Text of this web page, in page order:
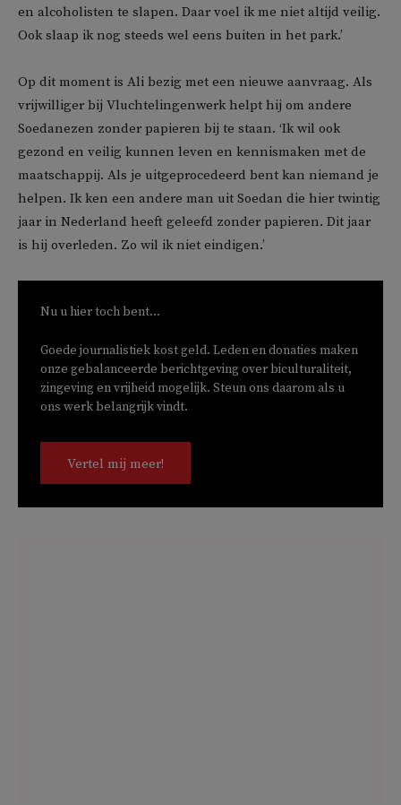
en alcoholisten te slapen. Daar voel ik me niet altijd veilig.
Ook slaap ik nog steeds wel eens buiten in het park.’
Op dit moment is Ali bezig met een nieuwe aanvraag. Als
vrijwilliger bij Vluchtelingenwerk helpt hij om andere
Soedanezen zonder papieren bij te staan. ‘Ik wil ook
gezond en veilig kunnen leven en kennismaken met de
maatschappij. Als je uitgeprocedeerd bent kan niemand je
helpen. Ik ken een andere man uit Soedan die hier twintig
jaar in Nederland heeft geleefd zonder papieren. Dit jaar
is hij overleden. Zo wil ik niet eindigen.’
Nu u hier toch bent...
Goede journalistiek kost geld. Leden en donaties maken
onze gebalanceerde berichtgeving over biculturaliteit,
zingeving en vrijheid mogelijk. Steun ons daarom als u
ons werk belangrijk vindt.
Vertel mij meer!